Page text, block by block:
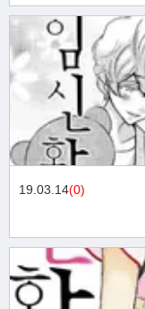
19.03.14(0)